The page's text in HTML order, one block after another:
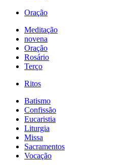
Oração
Meditação
novena
Oração
Rosário
Terço
Ritos
Batismo
Confissão
Eucaristia
Liturgia
Missa
Sacramentos
Vocação